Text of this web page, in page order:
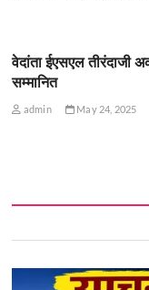
वेदांता ईएसएल तीरंदाजी
सम्मानित
admin May 24, 2025